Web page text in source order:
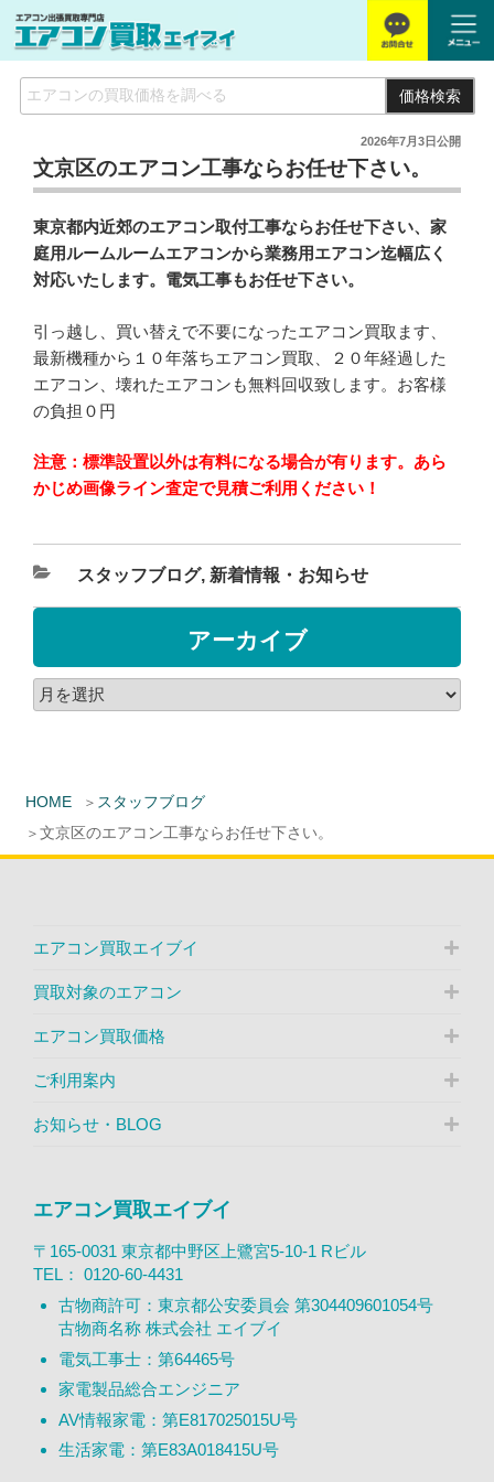
価格検索
HOME
スタッフブログ
文京区のエアコン工事ならお任せ下さい。
2026年7月3日公開
文京区のエアコン工事ならお任せ下さい。
東京都内近郊のエアコン取付工事ならお任せ下さい、家
庭用ルームルームエアコンから業務用エアコン迄幅広く
対応いたします。電気工事もお任せ下さい。
引っ越し、買い替えで不要になったエアコン買取ます、
最新機種から１０年落ちエアコン買取、２０年経過した
エアコン、壊れたエアコンも無料回収致します。お客様
の負担０円
注意：標準設置以外は有料になる場合が有ります。あら
かじめ画像ライン査定で見積ご利用ください！
スタッフブログ, 新着情報・お知らせ
アーカイブ
エアコン買取エイブイ
買取対象のエアコン
エアコン買取価格
ご利用案内
お知らせ・BLOG
エアコン買取エイブイ
〒165-0031 東京都中野区上鷺宮5-10-1 Rビル
TEL： 0120-60-4431
古物商許可：東京都公安委員会 第304409601054号
古物商名称 株式会社 エイブイ
電気工事士：第64465号
家電製品総合エンジニア
AV情報家電：第E817025015U号
生活家電：第E83A018415U号